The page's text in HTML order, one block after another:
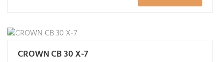
CROWN CB 30 X-7